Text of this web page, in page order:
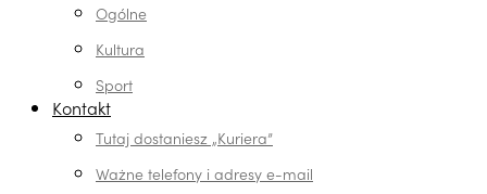
Ogólne
Kultura
Sport
Kontakt
Tutaj dostaniesz „Kuriera”
Ważne telefony i adresy e-mail